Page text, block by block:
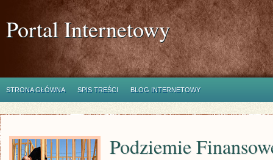
Portal Internetowy
STRONA GŁÓWNA SPIS TREŚCI BLOG INTERNETOWY
Podziemie